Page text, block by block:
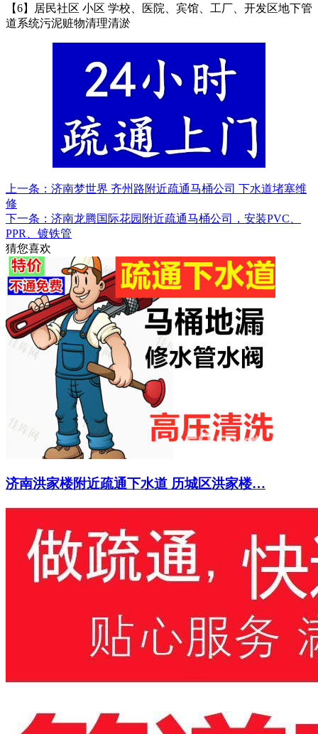
【6】居民社区 小区 学校、医院、宾馆、工厂、开发区地下管
道系统污泥赃物清理清淤
上一条：济南梦世界 齐州路附近疏通马桶公司 下水道堵塞维
修
下一条：济南龙腾国际花园附近疏通马桶公司，安装PVC、
PPR、镀铁管
猜您喜欢
济南洪家楼附近疏通下水道 历城区洪家楼…